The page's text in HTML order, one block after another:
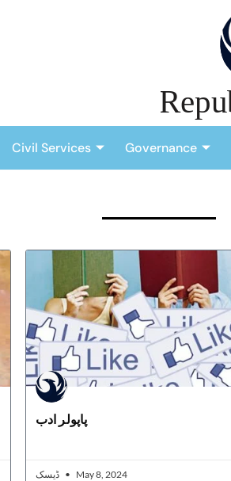
Civil Services Governance
پاپولر ادب
ڈیسک May 8, 2024